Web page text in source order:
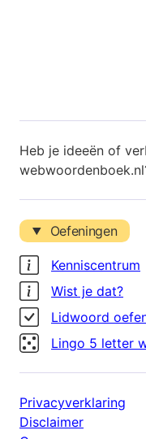
Heb je ideeën of
Oefeningen
Kenniscentrum
Wist je dat?
Lidwoord
Lingo 5 letter
Privacyverklaring
Disclaimer